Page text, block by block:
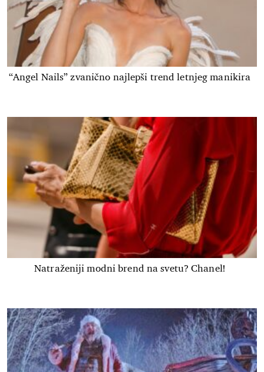
“Angel Nails” zvanično najlepši trend letnjeg manikira
Natraženiji modni brend na svetu? Chanel!